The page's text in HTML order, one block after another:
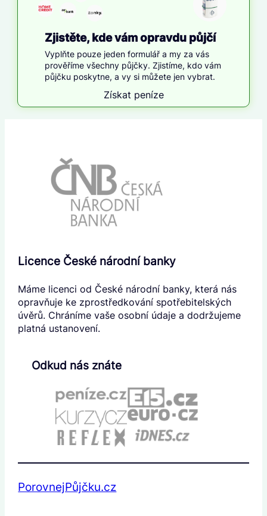
Zjistěte, kde vám opravdu půjčí
Vyplňte pouze jeden formulář a my za vás
prověříme všechny půjčky. Zjistíme, kdo vám
půjčku poskytne, a vy si můžete jen vybrat.
Získat peníze
Licence České národní banky
Máme licenci od České národní banky, která nás
opravňuje ke zprostředkování spotřebitelských
úvěrů. Chráníme vaše osobní údaje a dodržujeme
platná ustanovení.
Odkud nás znáte
PorovnejPůjčku.cz